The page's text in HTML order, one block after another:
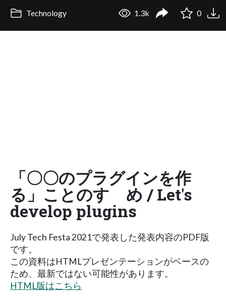
Technology 1.3k 0
「〇〇のプラグインを作
る」ことのすゝめ / Let's
develop plugins
July Tech Festa 2021で発表した発表内容のPDF版
です。
この資料はHTMLプレゼンテーションがベースの
ため、最新ではない可能性があります。
HTML版はこちら